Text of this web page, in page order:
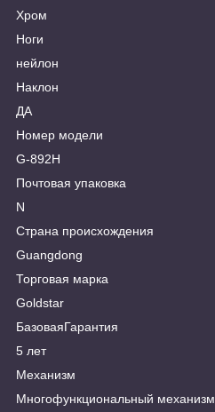
Хром
Ноги
нейлон
Наклон
ДА
Номер модели
G-892H
Почтовая упаковка
N
Страна происхождения
Guangdong
Торговая марка
Goldstar
БазоваяГарантия
5 лет
Механизм
Многофункциональный механизм